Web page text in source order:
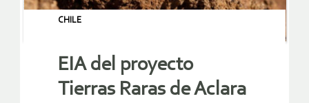
CHILE
EIA del proyecto
Tierras Raras de Aclara